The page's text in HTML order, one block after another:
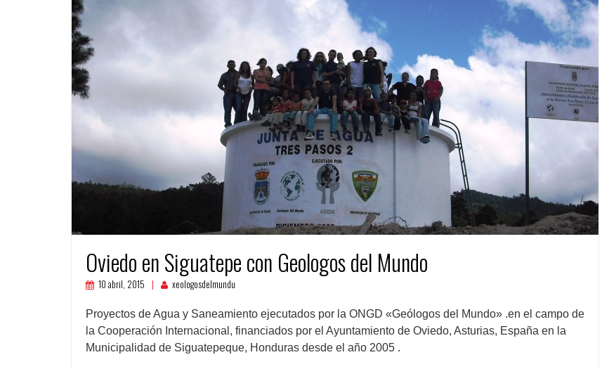
Oviedo en Siguatepe con Geologos del Mundo
10 abril, 2015 xeologosdelmundu
Proyectos de Agua y Saneamiento ejecutados por la ONGD «Geólogos del Mundo» .en el campo de
la Cooperación Internacional, financiados por el Ayuntamiento de Oviedo, Asturias, España en la
Municipalidad de Siguatepeque, Honduras desde el año 2005 .